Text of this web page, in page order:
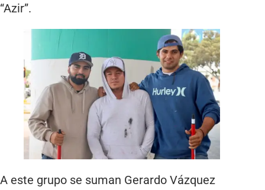
“Azir”.
A este grupo se suman Gerardo Vázquez